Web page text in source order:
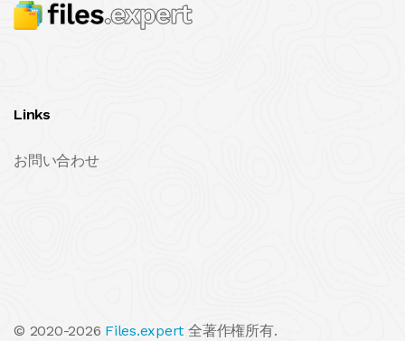
Links
お問い合わせ
© 2020-2026 Files.expert 全著作権所有.